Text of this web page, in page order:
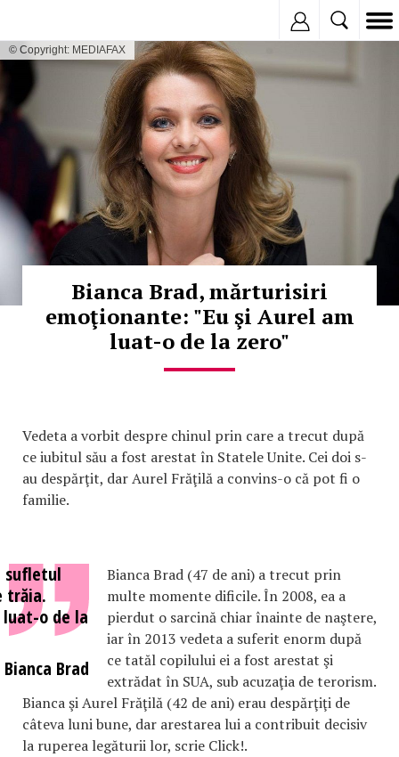
© Copyright: MEDIAFAX
Bianca Brad, mărturisiri
emoţionante: "Eu şi Aurel am
luat-o de la zero"
Vedeta a vorbit despre chinul prin care a trecut după
ce iubitul său a fost arestat în Statele Unite. Cei doi s-
au despărţit, dar Aurel Frăţilă a convins-o că pot fi o
familie.
sufletul
trăia.
luat-o de la
Bianca Brad
Bianca Brad (47 de ani) a trecut prin
multe momente dificile. În 2008, ea a
pierdut o sarcină chiar înainte de naştere,
iar în 2013 vedeta a suferit enorm după
ce tatăl copilului ei a fost arestat şi
extrădat în SUA, sub acuzaţia de terorism.
Bianca şi Aurel Frăţilă (42 de ani) erau despărţiţi de
câteva luni bune, dar arestarea lui a contribuit decisiv
la ruperea legăturii lor, scrie Click!.